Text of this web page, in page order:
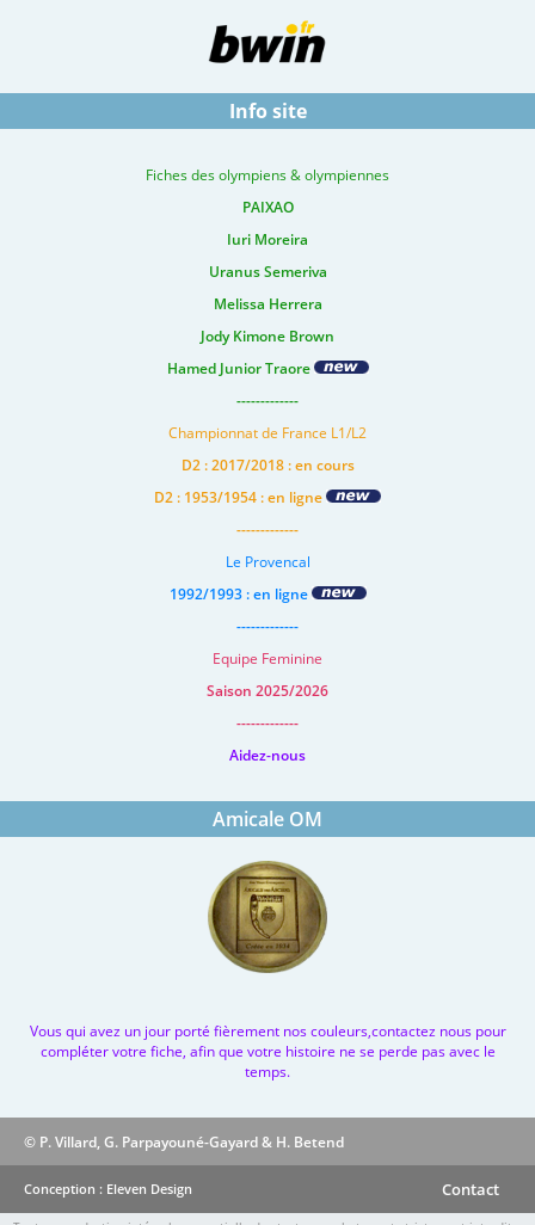
Info site
Fiches des olympiens & olympiennes
PAIXAO
Iuri Moreira
Uranus Semeriva
Melissa Herrera
Jody Kimone Brown
Hamed Junior Traore
-------------
Championnat de France L1/L2
D2 : 2017/2018 : en cours
D2 : 1953/1954 : en ligne
-------------
Le Provencal
1992/1993 : en ligne
-------------
Equipe Feminine
Saison 2025/2026
-------------
Aidez-nous
Amicale OM
Vous qui avez un jour porté fièrement nos couleurs,contactez nous pour
compléter votre fiche, afin que votre histoire ne se perde pas avec le
temps.
© P. Villard, G. Parpayouné-Gayard & H. Betend
Conception : Eleven Design Contact